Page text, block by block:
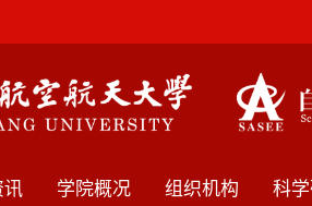
讯 学院概况 组织机构 科